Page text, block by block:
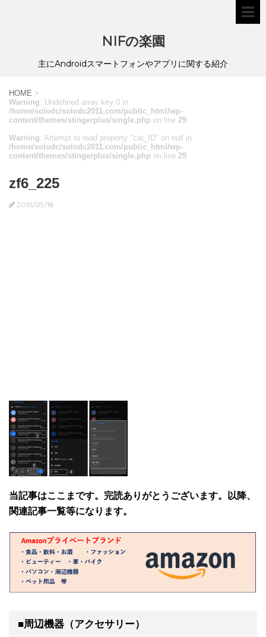
NIFの楽園
主にAndroidスマートフォンやアプリに関する紹介
HOME >
Warning: Undefined array key 0 in
/home/solodc/solodc2011.com/public_html/wp-
content/themes/stingerplus/single.php on line 29
Warning: Attempt to read property "cat_ID" on null in
/home/solodc/solodc2011.com/public_html/wp-
content/themes/stingerplus/single.php on line 29
zf6_225
2019/09/18
当記事はここまです。完読ありがとうございます。以降、
関連記事一覧等になります。
■周辺機器（アクセサリー）